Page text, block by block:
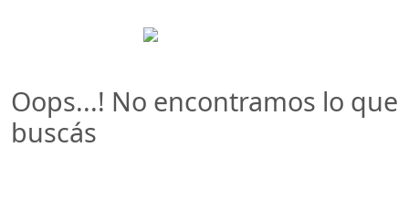
Oops...! No encontramos lo que
buscás